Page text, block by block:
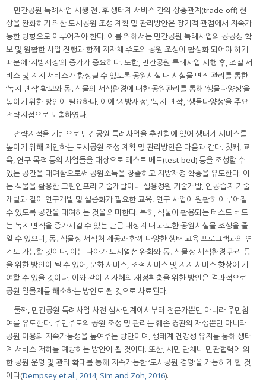
민간공원 특례사업 시행 전․후 생태계 서비스 간의 상충관계(trade-off) 현
상을 완화하기 위한 도시공원 조성 계획 및 관리방안은 장기적 관점에서 지속가
능한 방향으로 이루어져야 한다. 이를 위해서는 민간공원 특례사업의 공공성 확
보 및 원활한 사업 진행과 함께 지자체 주도의 공원 조성이 활성화 되어야 하기
때문에 ‘지방재정’의 증가가 중요하다. 또한, 민간공원 특례사업 시행 후, 조절 서
비스 및 지지 서비스가 향상될 수 있도록 공원시설 내 시설물 면적 관리를 통한
‘녹지 면적’ 확보와 동․식물의 서식환경에 대한 공원관리를 통해 ‘생물다양성’을
높이기 위한 방안이 필요하다. 이에 ‘지방재정’, ‘녹지 면적’, ‘생물다양성’을 주요
전략지점으로 도출하였다.
전략지점을 기반으로 민간공원 특례사업을 추진함에 있어 생태계 서비스를
높이기 위해 제안하는 도시공원 조성 계획 및 관리방안은 다음과 같다. 첫째, 교
육, 연구 목적 등의 사업들을 대상으로 테스트 베드(test-bed) 등을 조성할 수
있는 공간을 대여함으로써 공원소득을 창출하고 지방재정 확충을 유도한다. 이
는 식물을 활용한 그린인프라 기술개발이나 실용정원 기술개발, 인공습지 기술
개발과 같이 연구개발 및 실증화가 필요한 교육․연구 사업이 원활히 이루어질
수 있도록 공간을 대여하는 것을 의미한다. 특히, 식물이 활용되는 테스트 베드
는 녹지 면적을 증가시킬 수 있는 만큼 대상지 내 과도한 공원시설물 조성을 줄
일 수 있으며, 동․식물상 서식처 제공과 함께 다양한 생태 교육 프로그램과의 연
계도 가능할 것이다. 이는 나아가 도시열섬 완화와 동․식물상 서식환경 관리 등
을 위한 방안이 될 수 있어, 문화 서비스, 조절 서비스 및 지지 서비스 향상에 기
여할 수 있을 것이다. 이와 같이 지자체의 재정확충을 위한 방안은 결과적으로
공원 일몰제를 해소하는 방안도 될 것으로 사료된다.
둘째, 민간공원 특례사업 사전 심사단계에서부터 전문가뿐만 아니라 주민참
여를 유도한다. 주민주도의 공원 조성 및 관리는 훼손 경관의 재생뿐만 아니라
공원 이용의 지속가능성을 높여주는 방안이며, 생태계 건강성 유지를 통해 생태
계 서비스 저하를 예방하는 방안이 될 것이다. 또한, 시민 단체나 민관협력에 의
한 공원 운영 및 관리 확대를 통해 지속가능한 ‘도시공원 경영’을 가능하게 할 것
이다(Dempsey et al., 2014; Sim and Zoh, 2016).